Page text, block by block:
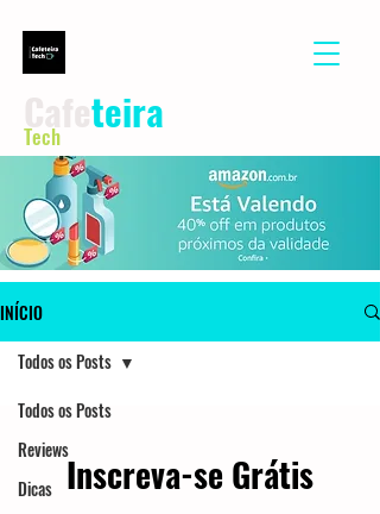
teira
Tech
INÍCIO
Todos os Posts
Reviews
Dicas
Todos os Posts
Inscreva-se Grátis